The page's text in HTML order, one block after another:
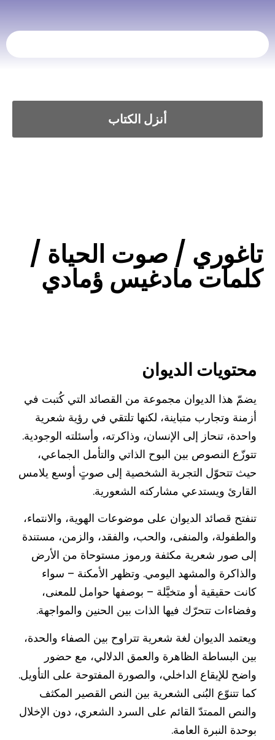
أنزل الكتاب
تاغوري / صوت الحياة /
كلمات مادغيس ؤمادي
محتويات الديوان
يضمّ هذا الديوان مجموعة من القصائد التي كُتبت في
أزمنة وتجارب متباينة، لكنها تلتقي في رؤية شعرية
واحدة، تنحاز إلى الإنسان، وذاكرته، وأسئلته الوجودية.
تتوزّع النصوص بين البوح الذاتي والتأمل الجماعي،
حيث تتحوّل التجربة الشخصية إلى صوتٍ أوسع يلامس
القارئ ويستدعي مشاركته الشعورية.
تنفتح قصائد الديوان على موضوعات الهوية، والانتماء،
والطفولة، والمنفى، والحب، والفقد، والزمن، مستندة
إلى صور شعرية مكثفة ورموز مستوحاة من الأرض
والذاكرة والمشهد اليومي. وتظهر الأمكنة – سواء
كانت حقيقية أو متخيَّلة – بوصفها حوامل للمعنى،
وفضاءات تتحرّك فيها الذات بين الحنين والمواجهة.
ويعتمد الديوان لغة شعرية تتراوح بين الصفاء والحدة،
بين البساطة الظاهرة والعمق الدلالي، مع حضور
واضح للإيقاع الداخلي، والصورة المفتوحة على التأويل.
كما تتنوّع البُنى الشعرية بين النص القصير المكثف
والنص الممتدّ القائم على السرد الشعري، دون الإخلال
بوحدة النبرة العامة.